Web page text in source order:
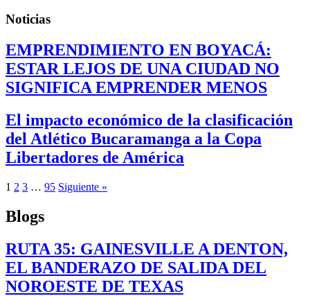
Noticias
EMPRENDIMIENTO EN BOYACÁ:
ESTAR LEJOS DE UNA CIUDAD NO
SIGNIFICA EMPRENDER MENOS
El impacto económico de la clasificación
del Atlético Bucaramanga a la Copa
Libertadores de América
1 2 3 … 95 Siguiente »
Blogs
RUTA 35: GAINESVILLE A DENTON,
EL BANDERAZO DE SALIDA DEL
NOROESTE DE TEXAS